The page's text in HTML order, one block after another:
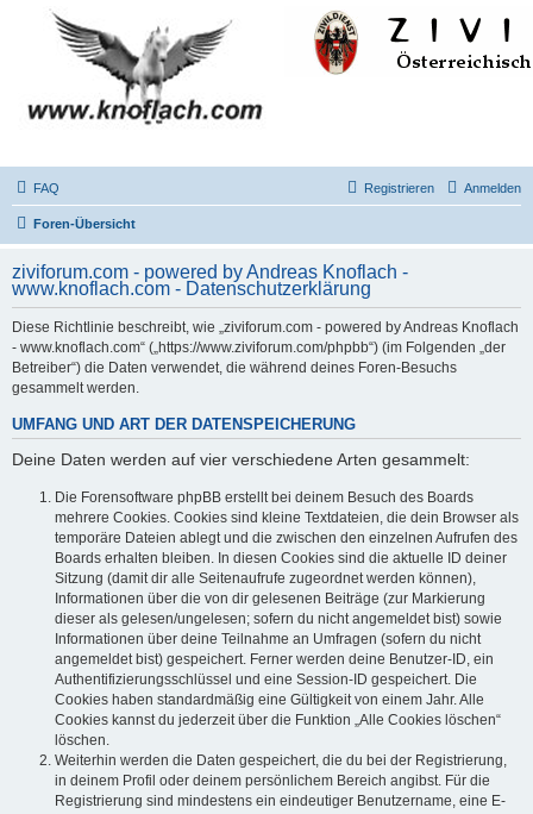
FAQ Anmelden
Registrieren
Foren-Übersicht
ziviforum.com - powered by Andreas Knoflach -
www.knoflach.com - Datenschutzerklärung
Diese Richtlinie beschreibt, wie „ziviforum.com - powered by Andreas Knoflach
- www.knoflach.com“ („https://www.ziviforum.com/phpbb“) (im Folgenden „der
Betreiber“) die Daten verwendet, die während deines Foren-Besuchs
gesammelt werden.
UMFANG UND ART DER DATENSPEICHERUNG
Deine Daten werden auf vier verschiedene Arten gesammelt:
Die Forensoftware phpBB erstellt bei deinem Besuch des Boards
mehrere Cookies. Cookies sind kleine Textdateien, die dein Browser als
temporäre Dateien ablegt und die zwischen den einzelnen Aufrufen des
Boards erhalten bleiben. In diesen Cookies sind die aktuelle ID deiner
Sitzung (damit dir alle Seitenaufrufe zugeordnet werden können),
Informationen über die von dir gelesenen Beiträge (zur Markierung
dieser als gelesen/ungelesen; sofern du nicht angemeldet bist) sowie
Informationen über deine Teilnahme an Umfragen (sofern du nicht
angemeldet bist) gespeichert. Ferner werden deine Benutzer-ID, ein
Authentifizierungsschlüssel und eine Session-ID gespeichert. Die
Cookies haben standardmäßig eine Gültigkeit von einem Jahr. Alle
Cookies kannst du jederzeit über die Funktion „Alle Cookies löschen“
löschen.
Weiterhin werden die Daten gespeichert, die du bei der Registrierung,
in deinem Profil oder deinem persönlichem Bereich angibst. Für die
Registrierung sind mindestens ein eindeutiger Benutzername, eine E-